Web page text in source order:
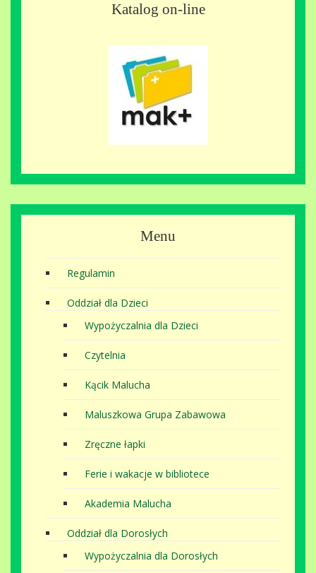
Katalog on-line
Menu
Regulamin
Oddział dla Dzieci
Wypożyczalnia dla Dzieci
Czytelnia
Kącik Malucha
Maluszkowa Grupa Zabawowa
Zręczne łapki
Ferie i wakacje w bibliotece
Akademia Malucha
Oddział dla Dorosłych
Wypożyczalnia dla Dorosłych